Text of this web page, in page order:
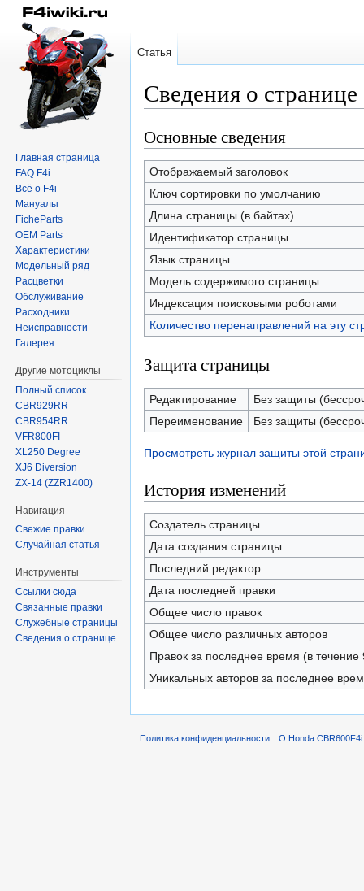
Сведения о
Перейти
к
навигации
Перейти
к
поиску
Основные сведения
Отображаемый заголовок
Ключ сортировки по умолчанию
Длина страницы (в байтах)
Идентификатор страницы
Язык страницы
Модель содержимого страницы
Индексация поисковыми роботами
Количество перенаправлений на эту
Защита страницы
Редактирование
Без защиты
Переименование
Без защиты
Просмотреть журнал защиты этой
История изменений
Создатель страницы
Дата создания страницы
Последний редактор
Дата последней правки
Общее число правок
Общее число различных авторов
Правок за последнее время (в течение
Уникальных авторов за последнее
Статья
Главная страница
FAQ F4i
Всё о F4i
Мануалы
FicheParts
OEM Parts
Характеристики
Модельный ряд
Расцветки
Обслуживание
Расходники
Неисправности
Галерея
Другие мотоциклы
Полный список
CBR929RR
CBR954RR
VFR800FI
XL250 Degree
XJ6 Diversion
ZX-14 (ZZR1400)
Навигация
Свежие правки
Случайная статья
Инструменты
Ссылки сюда
Связанные правки
Служебные страницы
Сведения о странице
Политика конфиденциальности О Honda CBR600F4i